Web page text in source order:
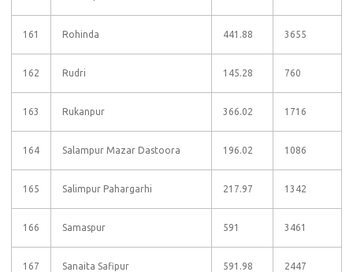
161 Rohinda 441.88 3655
162 Rudri 145.28 760
163 Rukanpur 366.02 1716
164 Salampur Mazar Dastoora 196.02 1086
165 Salimpur Pahargarhi 217.97 1342
166 Samaspur 591 3461
167 Sanaita Safipur 591.98 2447